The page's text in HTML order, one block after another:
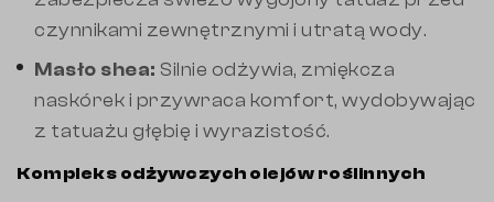
czynnikami zewnętrznymi i utratą wody.
Masło shea: Silnie odżywia, zmiękcza
naskórek i przywraca komfort, wydobywając
z tatuażu głębię i wyrazistość.
Kompleks odżywczych olejów roślinnych